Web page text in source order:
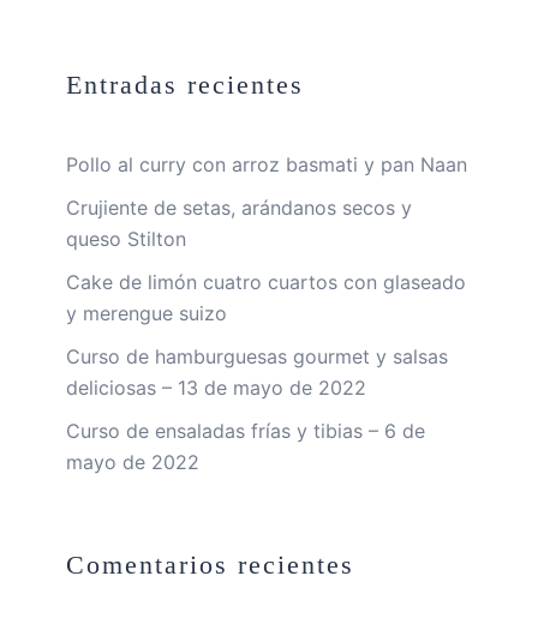
Entradas recientes
Pollo al curry con arroz basmati y pan Naan
Crujiente de setas, arándanos secos y
queso Stilton
Cake de limón cuatro cuartos con glaseado
y merengue suizo
Curso de hamburguesas gourmet y salsas
deliciosas – 13 de mayo de 2022
Curso de ensaladas frías y tibias – 6 de
mayo de 2022
Comentarios recientes